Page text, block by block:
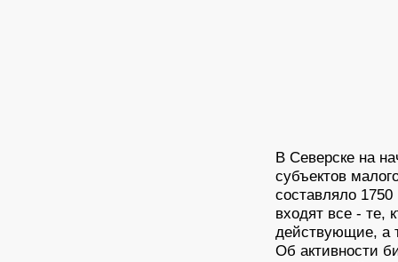
В Северске на
субъектов
составляло
входят все - те,
действующие, а
Об активности